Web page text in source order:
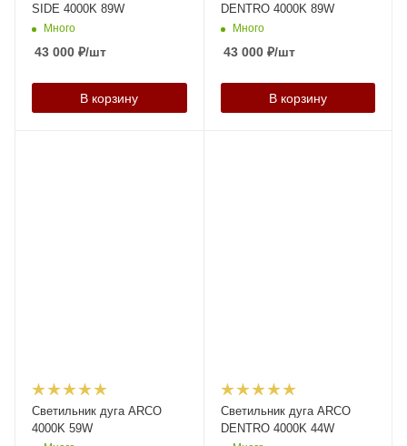
SIDE 4000K 89W
Много
43 000 ₽/шт
В корзину
DENTRO 4000K 89W
Много
43 000₽/шт
В корзину
Светильник дуга ARCO
4000K 59W
Светильник дуга ARCO
DENTRO 4000K 44W